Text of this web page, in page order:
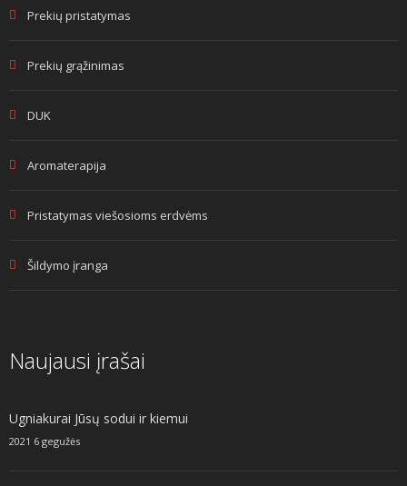
Prekių pristatymas
Prekių grąžinimas
DUK
Aromaterapija
Pristatymas viešosioms erdvėms
Šildymo įranga
Naujausi įrašai
Ugniakurai Jūsų sodui ir kiemui
2021 6 gegužės